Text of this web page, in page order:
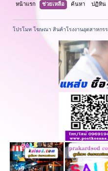
หน้าแรก ช่วยเหลือ ค้นหา ปฏิทิน
โปรโมท โฆษณา สินค้าโรงงานอุตสาหกร